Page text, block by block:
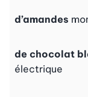
d’amandes
de chocolat
électrique